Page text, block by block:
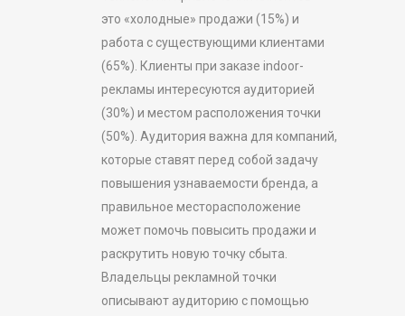
это «холодные» продажи (15%) и
работа с существующими клиентами
(65%). Клиенты при заказе indoor-
рекламы интересуются аудиторией
(30%) и местом расположения точки
(50%). Аудитория важна для компаний,
которые ставят перед собой задачу
повышения узнаваемости бренда, а
правильное месторасположение
может помочь повысить продажи и
раскрутить новую точку сбыта.
Владельцы рекламной точки
описывают аудиторию с помощью